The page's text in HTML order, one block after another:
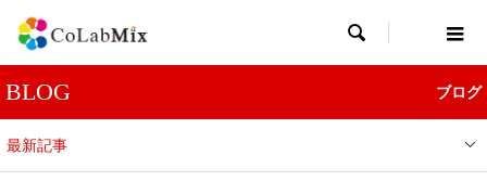

BLOG ブログ
最新記事